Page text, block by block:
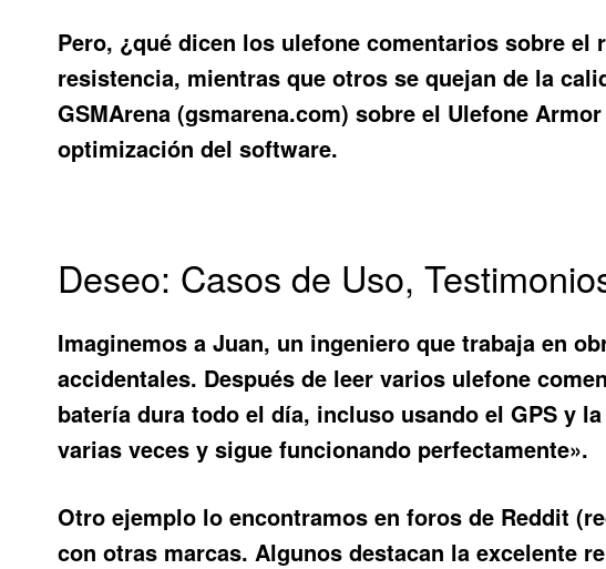
Pero, ¿qué dicen los ulefone comentarios sobre el
resistencia, mientras que otros se quejan de la
GSMArena (gsmarena.com) sobre el Ulefone
optimización del software.
Deseo: Casos de Uso,
Imaginemos a Juan, un ingeniero que trabaja en
accidentales. Después de leer varios ulefone
batería dura todo el día, incluso usando el GPS y
varias veces y sigue funcionando perfectamente».
Otro ejemplo lo encontramos en foros de Reddit
con otras marcas. Algunos destacan la excelente